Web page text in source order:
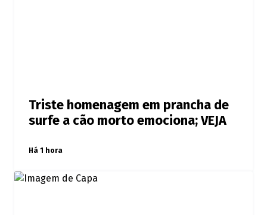
Triste homenagem em prancha de
surfe a cão morto emociona; VEJA
Há 1 hora